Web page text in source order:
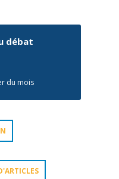
débat
du mois